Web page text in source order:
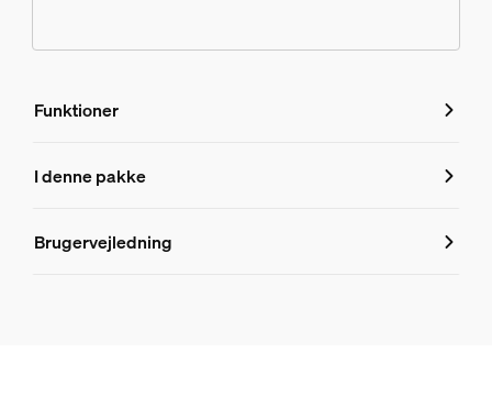
Funktioner
Funktioner
8719514871670
I denne pakke
Brugervejledning